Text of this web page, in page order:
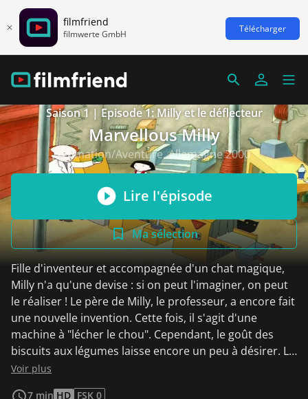
filmfriend
filmwerte GmbH Télécharger
Saison 1 | Episode 1: Milly et le déflecteur
Marvellous Milly
Animation/Aventure, Allemagne 2000
Lire l'épisode
Ma sélection
Fille d'inventeur et accompagnée d'un chat magique,
Milly n'a qu'une devise : si on peut l'imaginer, on peut
le réaliser ! Le père de Milly, le professeur, a encore fait
une nouvelle invention. Cette fois, il s'agit d'une
machine à "lécher le chou". Cependant, le goût des
biscuits aux légumes laisse encore un peu à désirer. Le
professeur décide donc d'aller au marché pour
Voir plus
7 min HD FSK 0